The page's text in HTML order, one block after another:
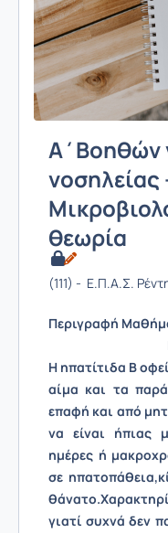
Α΄Βοηθών
νοσηλείας
θεωρία
(111) - Ε.Π.Α.Σ.
Περιγραφή
Η ηπατίτιδα Β
αίμα και τα
επαφή και από
να είναι ήπιας
ημέρες ή
σε
γιατί συχνά δεν